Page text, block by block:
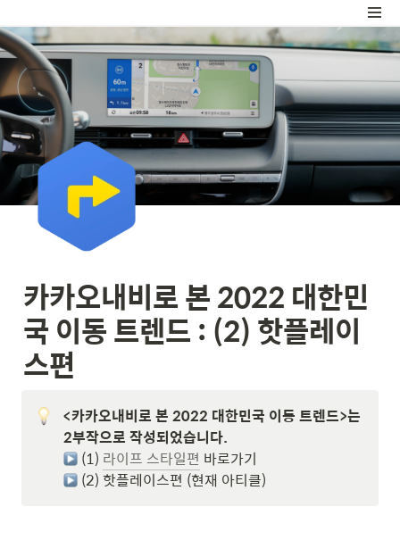
카카오내비로 본 2022 대한민
국 이동 트렌드 : (2) 핫플레이
스편
<카카오내비로 본 2022 대한민국 이동 트렌드>는
(1) 라이프 스타일편
(2) 핫플레이스편 (현재 아티클)